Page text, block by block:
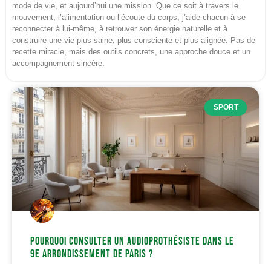
mode de vie, et aujourd’hui une mission. Que ce soit à travers le
mouvement, l’alimentation ou l’écoute du corps, j’aide chacun à se
reconnecter à lui-même, à retrouver son énergie naturelle et à
construire une vie plus saine, plus consciente et plus alignée. Pas de
recette miracle, mais des outils concrets, une approche douce et un
accompagnement sincère.
SPORT
Pourquoi consulter un audioprothésiste dans le
9e arrondissement de Paris ?